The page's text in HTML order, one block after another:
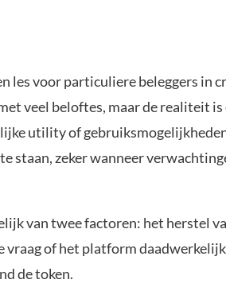
les voor particuliere beleggers in
veel beloftes, maar de realiteit
utility of
staan, zeker wanneer
van twee factoren: het herstel
of het platform
de token.